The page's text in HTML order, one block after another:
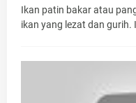
Ikan patin bakar atau
ikan yang lezat dan